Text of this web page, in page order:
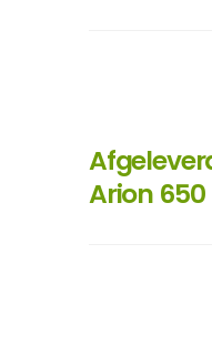
Arion 650